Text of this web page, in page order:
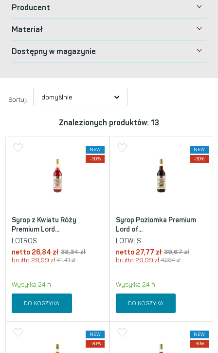
Producent
Materiał
Dostępny w magazynie
Sortuj:
Znalezionych produktów: 13
NEW
-30%
Syrop z Kwiatu Róży
Premium Lord...
LOTROS
netto 26,84 zł 38,34zł
brutto 28,99 zł 41,41zł
Wysyłka 24 h
DO KOSZYKA
NEW
-30%
Syrop Poziomka Premium
Lord of...
LOTWLS
netto 27,77 zł 39,67zł
brutto 29,99 zł 42,84zł
Wysyłka 24 h
DO KOSZYKA
NEW
-30%
NEW
-30%